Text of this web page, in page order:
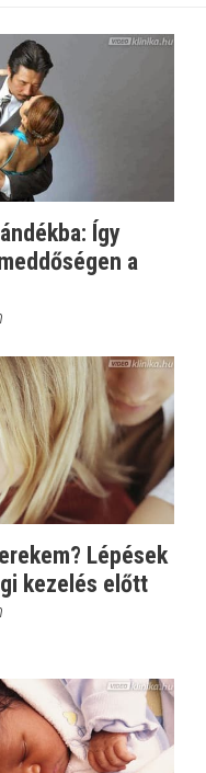
Így
a
Lépések
kezelés előtt